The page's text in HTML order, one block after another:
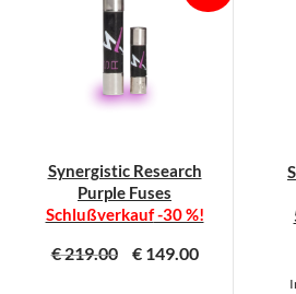
Synergistic Research
Purple Fuses
Schlußverkauf-30 %!
€219.00 €149.00